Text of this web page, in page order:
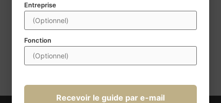
fins d’assurer la mise en vente et la négoce d’agences
immobilières. Les données mentionnées d’un * sont
obligatoires. Conformément à la règlementation, vous disposez
d’effacement, de limitation du traitement et d’opposition au
traitement. Ces droits peuvent être exercés à l’adresse
transmission@century21france.com. Pour plus d’information
Entreprise
Fonction
Recevoir le guide par e-mail